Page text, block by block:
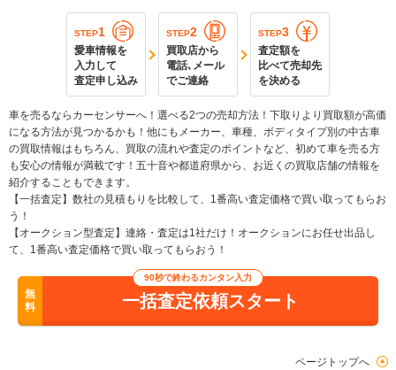
STEP1
愛車情報を
入力して
査定申し込み
STEP2
買取店から
電話､メール
でご連絡
STEP3
査定額を
比べて売却先
を決める
車を売るならカーセンサーへ！選べる2つの売却方法！下取りより買取額が高価
になる方法が見つかるかも！他にもメーカー、車種、ボディタイプ別の中古車
の買取情報はもちろん、買取の流れや査定のポイントなど、初めて車を売る方
も安心の情報が満載です！五十音や都道府県から、お近くの買取店舗の情報を
紹介することもできます。
【一括査定】数社の見積もりを比較して、1番高い査定価格で買い取ってもらお
う！
【オークション型査定】連絡・査定は1社だけ！オークションにお任せ出品し
て、1番高い査定価格で買い取ってもらおう！
無
料
90秒で終わるカンタン入力
一括査定依頼スタート
ページトップへ